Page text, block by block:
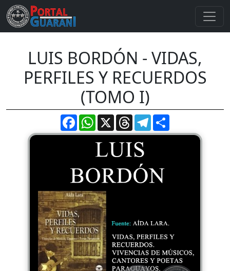
LUIS BORDÓN - VIDAS,
PERFILES Y RECUERDOS
(TOMO I)
FacebookWhatsApp
X ThreadsTelegram